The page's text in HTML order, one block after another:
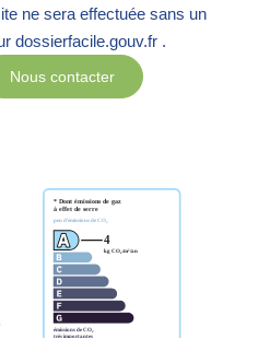
ne sera effectuée sans un
dossierfacile.gouv.fr .
Nous contacter